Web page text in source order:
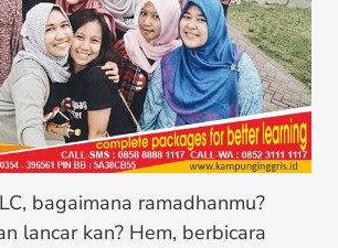
bagaimana ramadhanmu?
lancar kan? Hem, berbicara